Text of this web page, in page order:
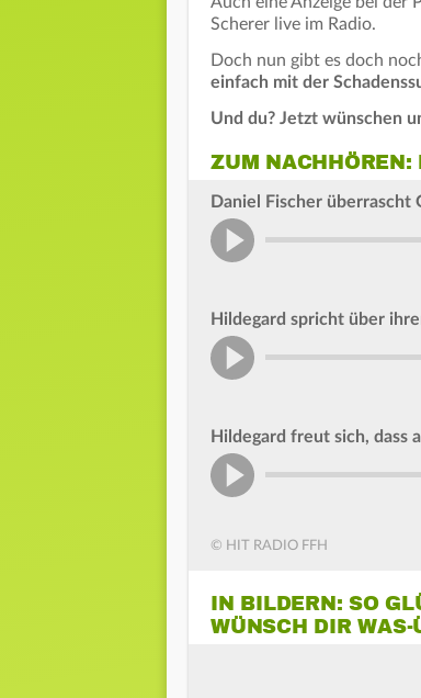
Scherer live im Radio.
Doch nun gibt es doch
einfach mit der
Und du? Jetzt wünschen
ZUM NACHHÖREN:
Daniel Fischer überrascht
Hildegard spricht über
Hildegard freut sich, dass
© HIT RADIO FFH
IN BILDERN: SO
WÜNSCH DIR